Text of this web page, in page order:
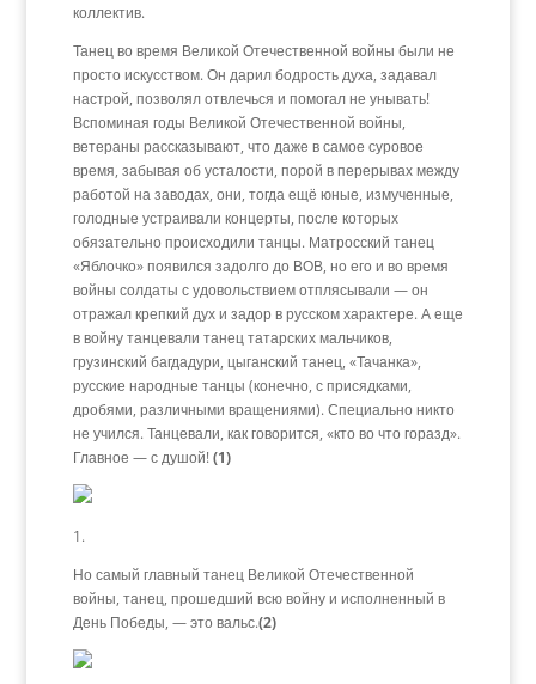
коллектив.
Танец во время Великой Отечественной войны были не
просто искусством. Он дарил бодрость духа, задавал
настрой, позволял отвлечься и помогал не унывать!
Вспоминая годы Великой Отечественной войны,
ветераны рассказывают, что даже в самое суровое
время, забывая об усталости, порой в перерывах между
работой на заводах, они, тогда ещё юные, измученные,
голодные устраивали концерты, после которых
обязательно происходили танцы. Матросский танец
«Яблочко» появился задолго до ВОВ, но его и во время
войны солдаты с удовольствием отплясывали — он
отражал крепкий дух и задор в русском характере. А еще
в войну танцевали танец татарских мальчиков,
грузинский багдадури, цыганский танец, «Тачанка»,
русские народные танцы (конечно, с присядками,
дробями, различными вращениями). Специально никто
не учился. Танцевали, как говорится, «кто во что горазд».
Главное — с душой!(1)
1.
Но самый главный танец Великой Отечественной
войны, танец, прошедший всю войну и исполненный в
День Победы, — это вальс.(2)